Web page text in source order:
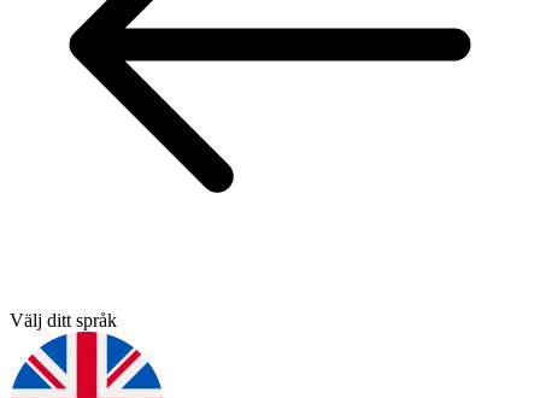
Välj ditt språk